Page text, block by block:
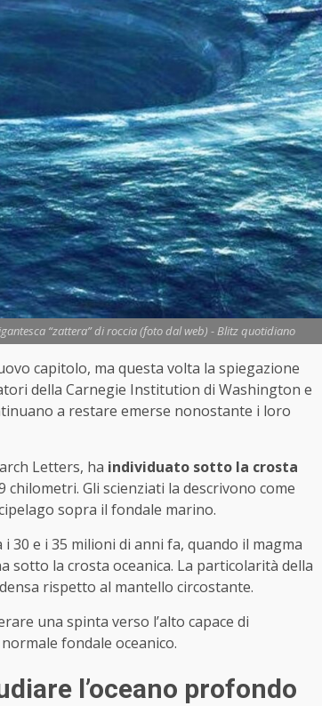
“zattera” di roccia (foto dal web) - Blitz quotidiano
capitolo, ma questa volta la spiegazione
della Carnegie Institution di Washington e
a restare emerse nonostante i loro
Letters, ha individuato sotto la crosta
chilometri. Gli scienziati la descrivono come
sopra il fondale marino.
30 e i 35 milioni di anni fa, quando il magma
la crosta oceanica. La particolarità della
rispetto al mantello circostante.
una spinta verso l’alto capace di
fondale oceanico.
l’oceano profondo